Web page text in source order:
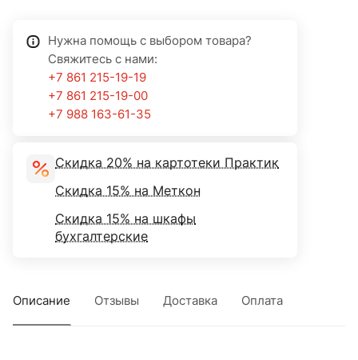
Нужна помощь с выбором товара?
Свяжитесь с нами:
+7 861 215-19-19
+7 861 215-19-00
+7 988 163-61-35
Скидка 20% на картотеки Практик
Скидка 15% на Меткон
Скидка 15% на шкафы
бухгалтерские
Описание Отзывы Доставка Оплата